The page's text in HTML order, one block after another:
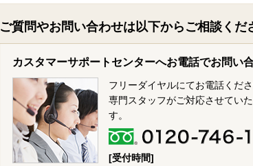
ご質問やお問い合わせは以下からご相談くだ
カスタマーサポートセンターへお電話でお問い
フリーダイヤルにてお電話くださ
専門スタッフがご対応させてい
す。
[受付時間]